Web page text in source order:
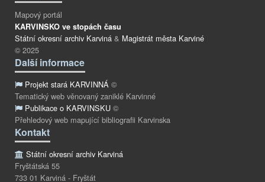
Mapový portál
KARVINSKO ve stopách času
Státní okresní archiv Karviná & Magistrát města Karviné
© 2025
Další informace
Projekt stará KARVINNÁ ©
Tematický web věnovaný zaniklé Karvinné
Publikace o KARVINSKU ©
Přehledový web mapující bibliografii Karvinska
Kontakt
Státní okresní archiv Karviná
Fryštátská 55
733 01 Karviná - Fryštát